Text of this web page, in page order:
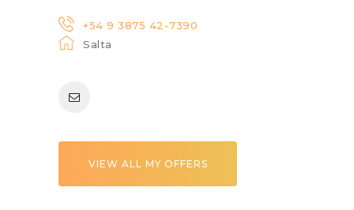
+54 9 3875 42-7390
Salta
VIEW ALL MY OFFERS